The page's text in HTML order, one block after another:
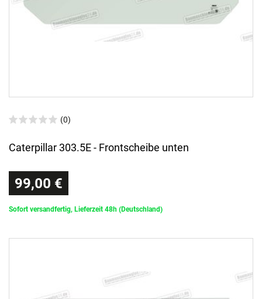
(0)
Caterpillar 303.5E - Frontscheibe unten
99,00 €
Sofort versandfertig, Lieferzeit 48h (Deutschland)